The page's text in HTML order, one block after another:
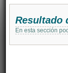
Resultado
En esta sección